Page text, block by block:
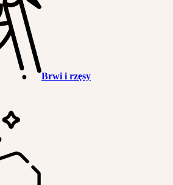
Brwi i rzęsy